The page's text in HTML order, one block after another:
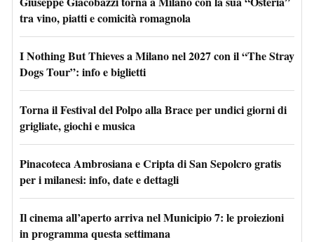
tra vino, piatti e comicità romagnola
I Nothing But Thieves a Milano nel 2027 con il “The Stray
Dogs Tour”: info e biglietti
Torna il Festival del Polpo alla Brace per undici giorni di
grigliate, giochi e musica
Pinacoteca Ambrosiana e Cripta di San Sepolcro gratis
per i milanesi: info, date e dettagli
Il cinema all’aperto arriva nel Municipio 7: le proiezioni
in programma questa settimana